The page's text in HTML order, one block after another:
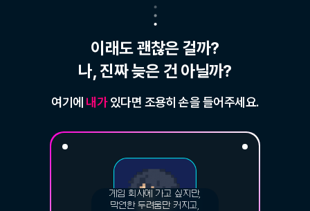
이래도 괜찮은 걸까?
나, 진짜 늦은 건 아닐까?
여기에 내가있다면 조용히 손을 들어주세요.
게임 회사에 가고 싶지만,
막연한 두려움만 커지고,